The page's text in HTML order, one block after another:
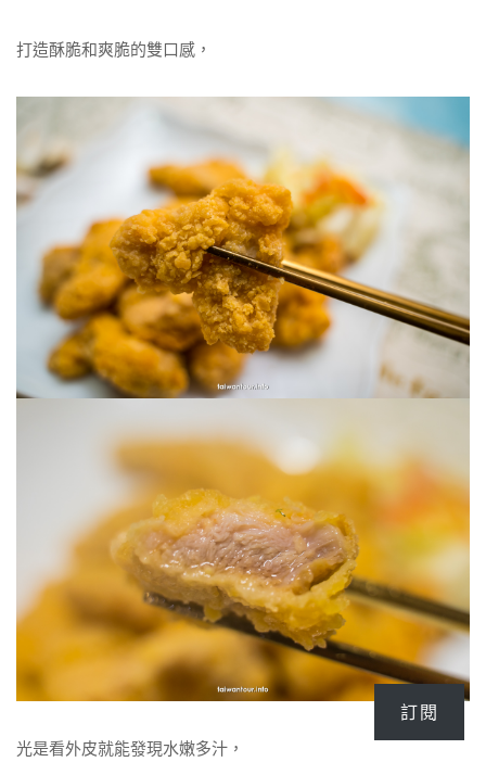
打造酥脆和爽脆的雙口感，
光是看外皮就能發現水嫩多汁，
訂閱